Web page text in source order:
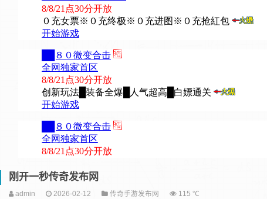
刚开一秒传奇发布网
admin 2026-02-12 传奇手游发布网 115 ℃